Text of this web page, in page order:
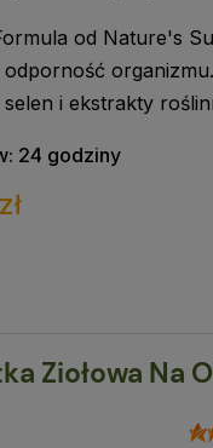
od Nature's
i ekstrakty
24 godziny
Ziołowa Na